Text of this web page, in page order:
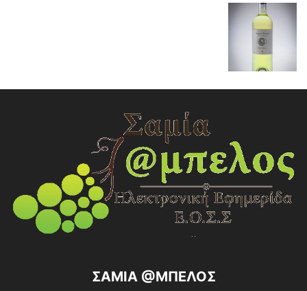
ΣΑΜΙΑ @ΜΠΕΛΟΣ